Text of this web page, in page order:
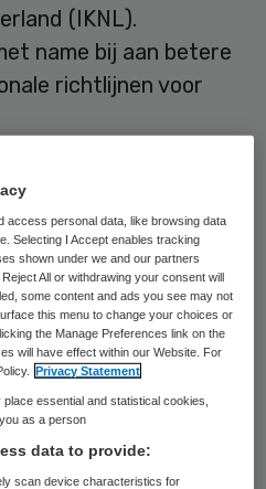
(IKNL).
name bij aan betere
richtlijnen voor
invoering van het
borstkanker
getest op de
Op basis
overleg met de
passender
de kans op genezing
access personal data, like browsing data
Selecting I Accept enables tracking
shown under we and our partners
All or withdrawing your consent will
some content and ads you see may not
this menu to change your choices or
the Manage Preferences link on the
will have effect within our Website. For
Privacy Statement
essential and statistical cookies,
as a person
data to provide:
scan device characteristics for